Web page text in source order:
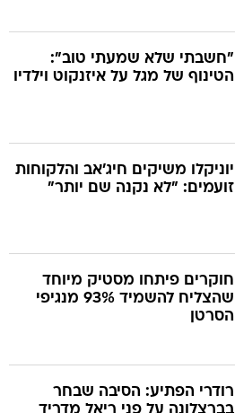
"חשבתי שלא שמעתי טוב":
הטינוף של מגל על איזנקוט וילדיו
יוניקלו משיקים חיג'אב והלקוחות
זועמים: "לא נקנה שם יותר"
חוקרים פיתחו מסטיק מיוחד
שהצליח להשמיד 93% מנגיפי
הסרטן
רודרי הפתיע: הסיבה שבחר